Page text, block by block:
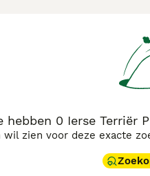
hebben 0 Ierse Terriër
zien voor deze exacte